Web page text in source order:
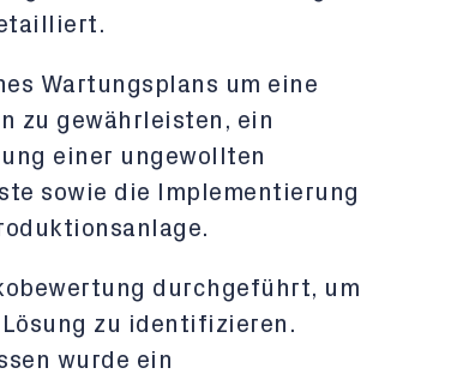
Wartungsplans um eine
zu gewährleisten, ein
einer ungewollten
sowie die Implementierung
durchgeführt, um
zu identifizieren.
wurde ein